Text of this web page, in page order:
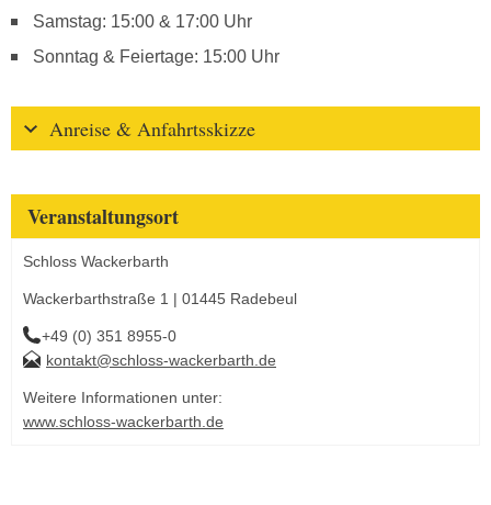
Samstag: 15:00 & 17:00 Uhr
Sonntag & Feiertage: 15:00 Uhr
Anreise & Anfahrtsskizze
Veranstaltungsort
Schloss Wackerbarth
Wackerbarthstraße 1 | 01445 Radebeul
+49 (0) 351 8955-0
kontakt@schloss-wackerbarth.de
Weitere Informationen unter:
www.schloss-wackerbarth.de